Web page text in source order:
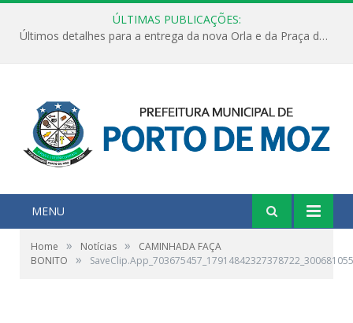
ÚLTIMAS PUBLICAÇÕES:
Últimos detalhes para a entrega da nova Orla e da Praça do Praião
MENU
Home » Notícias »
CAMINHADA FAÇA
BONITO
»